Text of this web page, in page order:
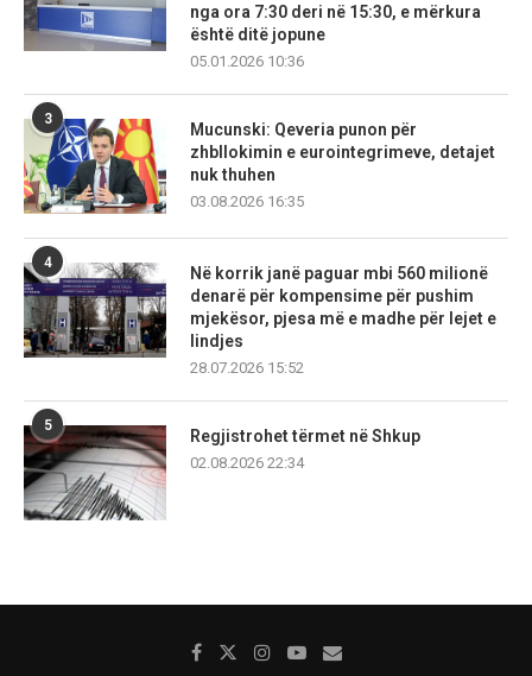
nga ora 7:30 deri në 15:30, e mërkura
është ditë jopune
05.01.2026 10:36
3
Mucunski: Qeveria punon për
zhbllokimin e eurointegrimeve, detajet
nuk thuhen
03.08.2026 16:35
4
Në korrik janë paguar mbi 560 milionë
denarë për kompensime për pushim
mjekësor, pjesa më e madhe për lejet e
lindjes
28.07.2026 15:52
5
Regjistrohet tërmet në Shkup
02.08.2026 22:34